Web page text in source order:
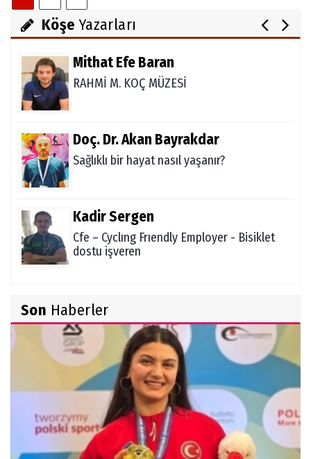
Köşe Yazarları
TULPENZEİT İN ALANYA
Mithat Efe Baran
RAHMİ M. KOÇ MÜZESİ
Doç. Dr. Akan Bayrakdar
Sağlıklı bir hayat nasıl yaşanır?
Kadir Sergen
Cfe – Cyclıng Frıendly Employer - Bisiklet
dostu işveren
Ocak 2021 Aylık Burç Yorumu
Şükrü Boz
Ölüm ve Sonrası - "Herşeyi Yaratan
Allah'tır"
Sibel Şen
Son Haberler